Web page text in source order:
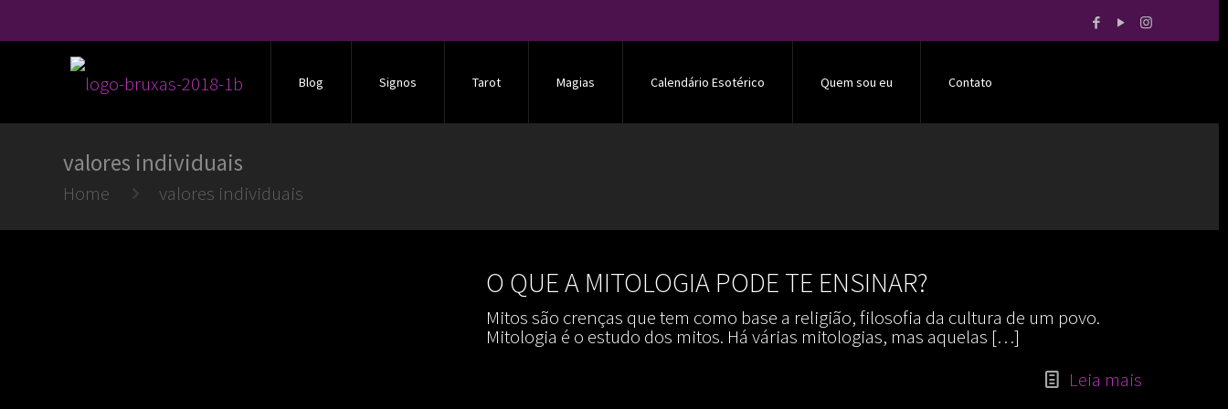
Blog Signos Tarot Magias Calendário Esotérico Quem sou eu Contato
valores individuais
Home valores individuais
O QUE A MITOLOGIA PODE TE ENSINAR?
Mitos são crenças que tem como base a religião, filosofia da cultura de um povo.
Mitologia é o estudo dos mitos. Há várias mitologias, mas aquelas […]
Leia mais